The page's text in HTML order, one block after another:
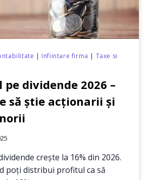
2026
| Infiintare firma | Taxe si
dividende 2026 –
să știe acționarii și
crește la 16% din 2026.
poți distribui profitul ca să